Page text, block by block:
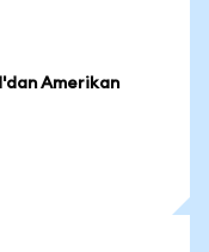
Amerikan